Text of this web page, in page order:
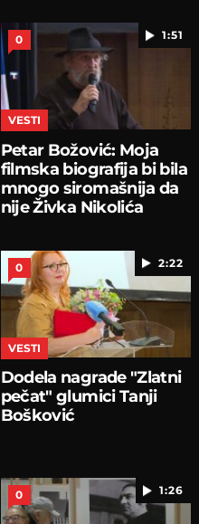
1:51
0
VESTI
Petar Božović: Moja
filmska biografija bi bila
mnogo siromašnija da
nije Živka Nikolića
2:22
0
VESTI
Dodela nagrade "Zlatni
pečat" glumici Tanji
Bošković
1:26
0